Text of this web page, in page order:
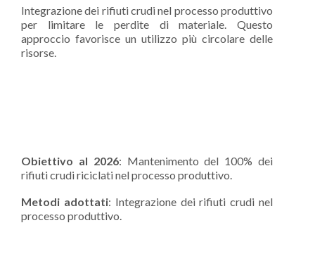
Integrazione dei rifiuti crudi nel processo produttivo
per limitare le perdite di materiale. Questo
approccio favorisce un utilizzo più circolare delle
risorse.
Obiettivo al 2026: Mantenimento del 100% dei
rifiuti crudi riciclati nel processo produttivo.
Metodi adottati: Integrazione dei rifiuti crudi nel
processo produttivo.